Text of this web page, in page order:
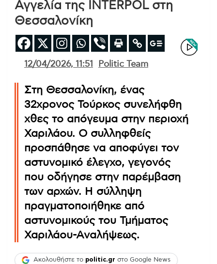
Αγγελία της INTERPOL στη
Θεσσαλονίκη
12/04/2026, 11:51 Politic Team
Στη Θεσσαλονίκη, ένας
32χρονος Τούρκος συνελήφθη
χθες το απόγευμα στην περιοχή
Χαριλάου. Ο συλληφθείς
προσπάθησε να αποφύγει τον
αστυνομικό έλεγχο, γεγονός
που οδήγησε στην παρέμβαση
των αρχών. Η σύλληψη
πραγματοποιήθηκε από
αστυνομικούς του Τμήματος
Χαριλάου-Αναλήψεως.
Ακολουθήστε το politic.gr στο Google News